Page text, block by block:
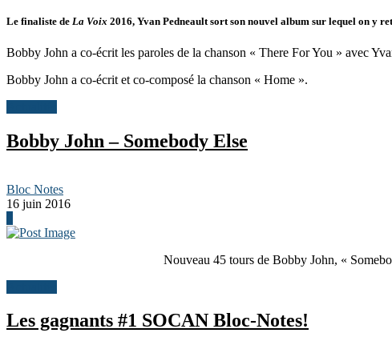
Le finaliste de La Voix 2016, Yvan Pedneault sort son nouvel album sur lequel on y
Bobby John a co-écrit les paroles de la chanson « There For You » avec
Bobby John a co-écrit et co-composé la chanson « Home ».
Bobby John – Somebody Else
Bloc Notes
16 juin 2016
Nouveau 45 tours de Bobby John, «
Les gagnants #1 SOCAN Bloc-Notes!